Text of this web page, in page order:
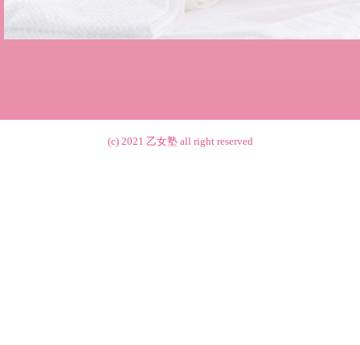
(c) 2021 乙女塾all right reserved